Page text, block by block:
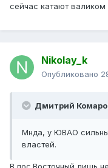
сейчас катают
Nikolay_k
Опубликовано
Дмитрий
Мнда, у ЮВАО
властей.